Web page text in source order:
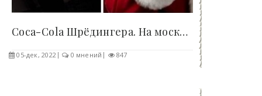
Coca-Cola Шрёдингера. На московских прилавках..
05-дек, 2022 0 мнений 847